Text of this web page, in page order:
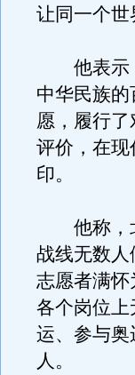
让同一个
他表示，
中华民族
愿，履行
评价，在
印。
他称，北
战线无数
志愿者满
各个岗位
运、参与
人。